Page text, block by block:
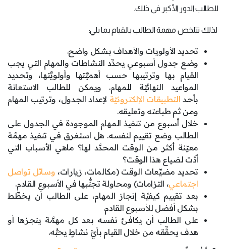
للطالب الدور الأكبر في ذلك.
لذلك تتلخص مهمة الطالب بالقيام بما يلي:
تحديد الأولويات والأهداف بشكل واضح.
وضع جدول أسبوعي يحدِّد النشاطات والمهام التي يجب
القيام بها وترتيبها حسب أهميَّتها وأولويَّتها، وتحديد
المواعيد النهائيّة للمهام. ويمكن للطالب الاستعانة
بأحد التطبيقات الإلكترونيّة لإعداد الجدول، وترتيب المهام
ومن ثم طباعته وتعليقه.
خلال أسبوع من تنفيذ المهام الموجودة في الجدول على
الطالب وضع تقييم لنفسه. هل استغرق في تنفيذ مهمَّة
معيّنة أكثر من الوقت المحدَّد لها؟ ماهي الأسباب التي
أدَّت لضياع هذا الوقت؟
تحديد مضيِّعات الوقت (مكالمات، زيارات، وسائل تواصل
اجتماعي، التزامات) ومحاولة تجنُّبها في الأسبوع القادم.
بعد تقييم كيفيَّة إنجاز المهام، على الطالب أن يخطِّط
بشكل أفضل للأسبوع القادم.
على الطالب أن يكافئ نفسه بعد كل مهمَّة ينجزها أو
هدف يحقِّقه من خلال القيام بأيَّ نشاطٍ يحبُّه.